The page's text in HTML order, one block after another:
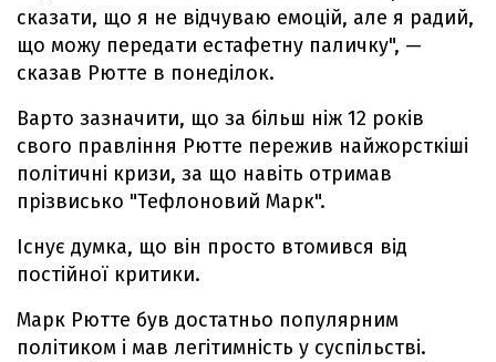
сказати, що я не відчуваю емоцій, але я радий,
що можу передати естафетну паличку", —
сказав Рютте в понеділок.
Варто зазначити, що за більш ніж 12 років
свого правління Рютте пережив найжорсткіші
політичні кризи, за що навіть отримав
прізвисько "Тефлоновий Марк".
Існує думка, що він просто втомився від
постійної критики.
Марк Рютте був достатньо популярним
політиком і мав легітимність у суспільстві.